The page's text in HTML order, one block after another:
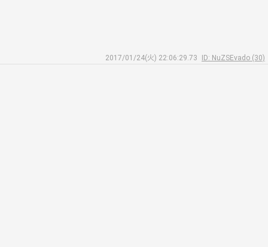
2017/01/24(火) 22:06:29.73
ID: NuZSEvado (30)